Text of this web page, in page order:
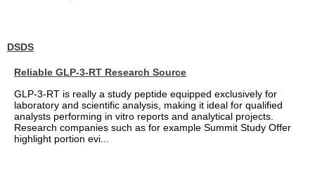
DSDS
Reliable GLP-3-RT Research Source
GLP-3-RT is really a study peptide equipped exclusively for
laboratory and scientific analysis, making it ideal for qualified
analysts performing in vitro reports and analytical projects.
Research companies such as for example Summit Study Offer
highlight portion evi...